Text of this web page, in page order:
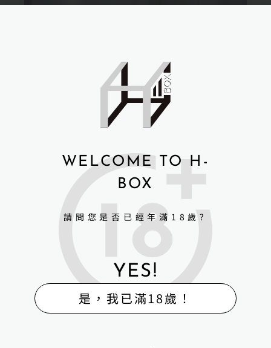
WELCOME TO H-
BOX
請問您是否已經年滿18歲?
YES!
是，我已滿18歲！